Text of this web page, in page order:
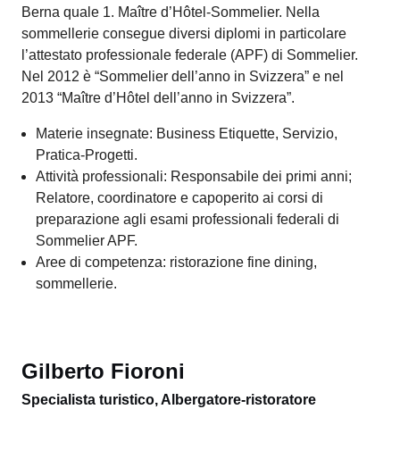
lo SUFFP.
Materie insegnate: Gestione finanze.
Attività professionali: docente della SSSAT, docente di
materie economiche e finanziarie presso la SSSE
Bellinzona e docente di gestione aziendale e risorse
umane al IFC (Istituto formazione continua) di
Camorino.
Aree di competenza: contabilità e finanza.
Giovanni Ferraris